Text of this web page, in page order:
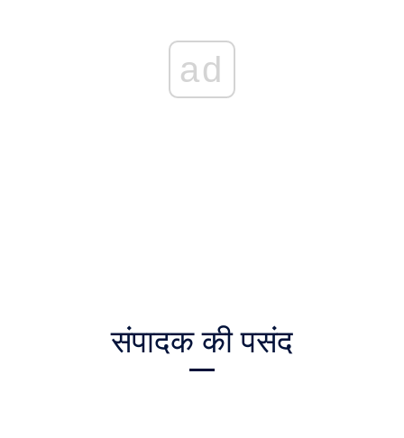
ad
संपादक की पसंद